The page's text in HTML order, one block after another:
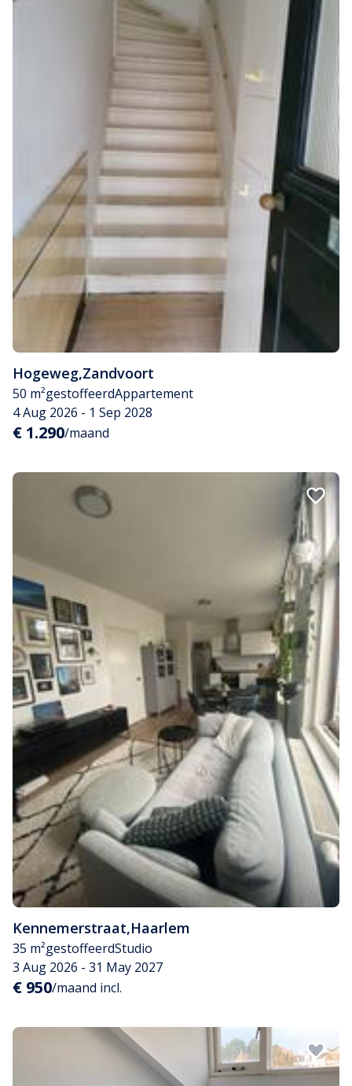
Hogeweg,Zandvoort
50 m²gestoffeerdAppartement
4 Aug 2026 - 1 Sep 2028
€ 1.290/maand
Kennemerstraat,Haarlem
35 m²gestoffeerdStudio
3 Aug 2026 - 31 May 2027
€ 950/maand incl.